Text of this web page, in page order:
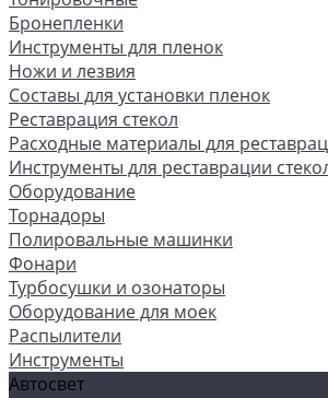
Бронепленки
Инструменты для пленок
Ножи и лезвия
Составы для установки пленок
Реставрация стекол
Расходные материалы для
Инструменты для реставрации
Оборудование
Торнадоры
Полировальные машинки
Фонари
Турбосушки и озонаторы
Оборудование для моек
Распылители
Инструменты
Автосвет